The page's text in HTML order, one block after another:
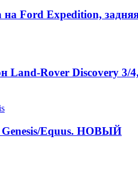
на Ford Expedition ,
Land-Rover Discovery 3/
Genesis/Equus. НОВЫЙ